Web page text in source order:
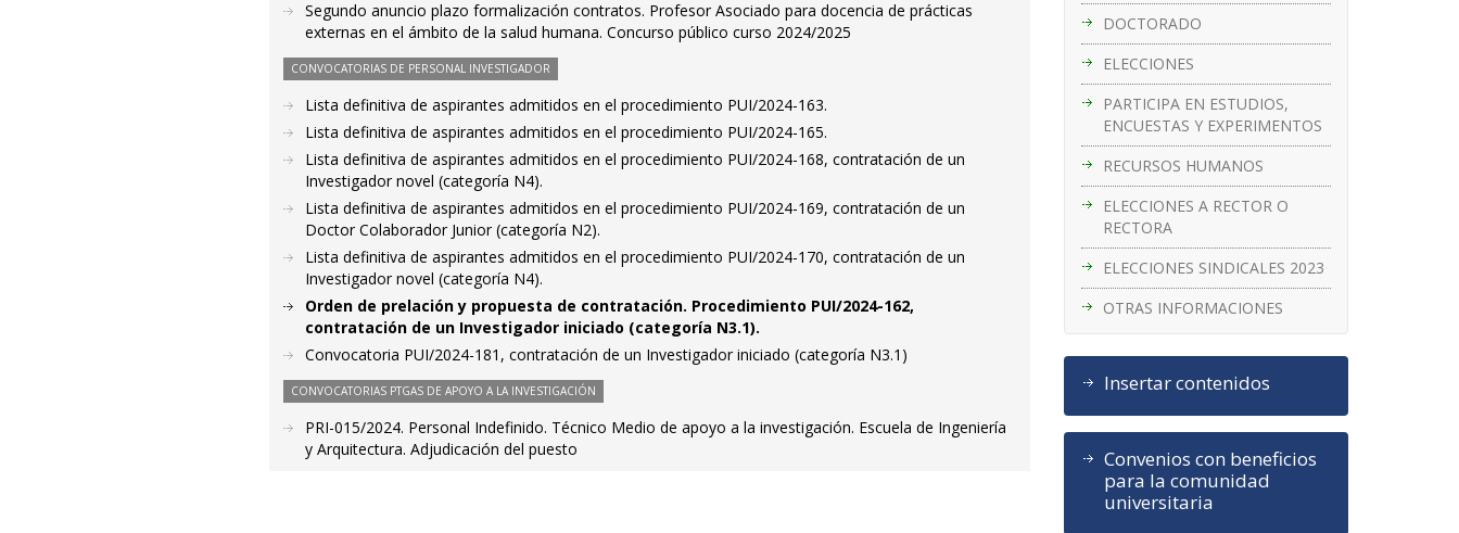
DOCTORADO
ELECCIONES
PARTICIPA EN ESTUDIOS,
ENCUESTAS Y EXPERIMENTOS
RECURSOS HUMANOS
ELECCIONES A RECTOR O
RECTORA
ELECCIONES SINDICALES 2023
OTRAS INFORMACIONES
Insertar contenidos
Convenios con beneficios
para la comunidad
universitaria
Segundo anuncio plazo formalización contratos. Profesor Asociado para docencia de prácticas
externas en el ámbito de la salud humana. Concurso público curso 2024/2025
CONVOCATORIAS DE PERSONAL INVESTIGADOR
Lista definitiva de aspirantes admitidos en el procedimiento PUI/2024-163.
Lista definitiva de aspirantes admitidos en el procedimiento PUI/2024-165.
Lista definitiva de aspirantes admitidos en el procedimiento PUI/2024-168, contratación de un
Investigador novel (categoría N4).
Lista definitiva de aspirantes admitidos en el procedimiento PUI/2024-169, contratación de un
Doctor Colaborador Junior (categoría N2).
Lista definitiva de aspirantes admitidos en el procedimiento PUI/2024-170, contratación de un
Investigador novel (categoría N4).
Orden de prelación y propuesta de contratación. Procedimiento PUI/2024-162,
contratación de un Investigador iniciado (categoría N3.1).
Convocatoria PUI/2024-181, contratación de un Investigador iniciado (categoría N3.1)
CONVOCATORIAS PTGAS DE APOYO A LA INVESTIGACIÓN
PRI-015/2024. Personal Indefinido. Técnico Medio de apoyo a la investigación. Escuela de Ingeniería
y Arquitectura. Adjudicación del puesto